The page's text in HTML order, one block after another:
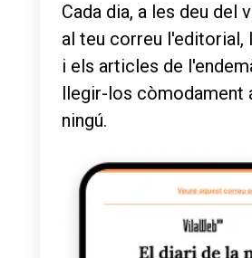
Cada dia, a les deu del
al teu correu l'editorial,
i els articles de
llegir-los còmodament
ningú.